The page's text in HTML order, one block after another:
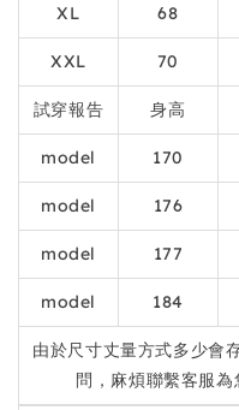
XL 68
XXL 70
試穿報告 身高
model 170
model 176
model 177
model 184
由於尺寸丈量方式多少會
問，麻煩聯繫客服